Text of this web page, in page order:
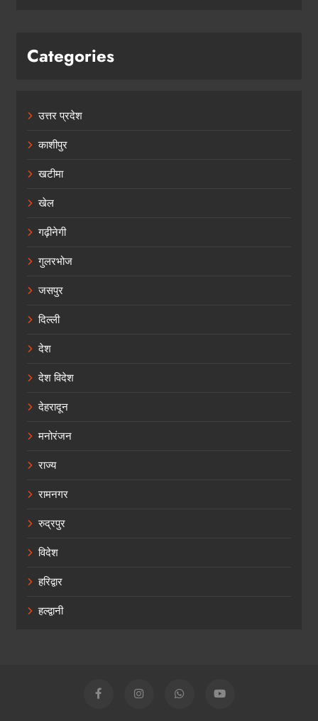
Categories
उत्तर प्रदेश
काशीपुर
खटीमा
खेल
गढ़ीनेगी
गुलरभोज
जसपुर
दिल्ली
देश
देश विदेश
देहरादून
मनोरंजन
राज्य
रामनगर
रुद्रपुर
विदेश
हरिद्वार
हल्द्वानी